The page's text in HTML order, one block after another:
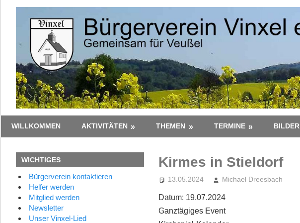
Bürgerverein
e.V.
Gemeinsam
–
Zusammen
WILLKOMMEN AKTIVITÄTEN THEMEN TERMINE BILDER
Kirmes in Stieldorf
13.05.2024 Michael Dreesbach
Datum: 19.07.2024
Ganztägiges Event
WICHTIGES
Bürgerverein kontaktieren
Helfer werden
Mitglied werden
Newsletter
Unser Vinxel-Lied